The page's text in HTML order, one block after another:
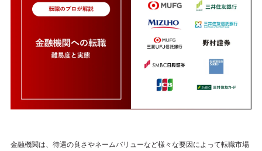
金融機関は、待遇の良さやネームバリューなど様々な要因によって転職市場